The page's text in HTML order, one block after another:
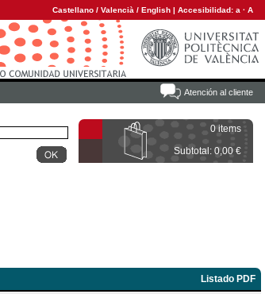
Castellano / Valencià / English | Accesibilidad: a · A
Atención al cliente
0 items
Subtotal: 0,00 €
Listado PDF